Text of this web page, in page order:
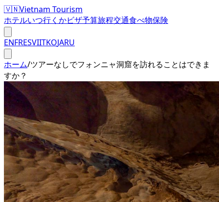
🇻🇳Vietnam Tourism
ホテルいつ行くかビザ予算旅程交通食べ物保険
ENFRESVIITKOJARU
ホーム/ツアーなしでフォンニャ洞窟を訪れることはできま
すか？